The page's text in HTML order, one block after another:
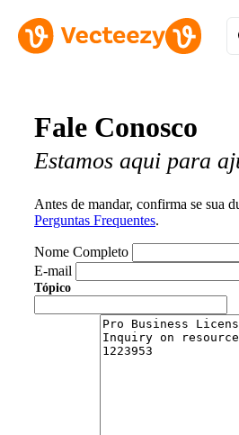
Fale Conosco
Estamos aqui para
Antes de mandar, confirma se sua
Perguntas Frequentes.
Nome Completo
E-mail
Tópico